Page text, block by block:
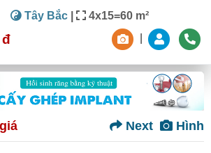
Tây Bắc | 4x15=60 m²
đ
Hình
Next